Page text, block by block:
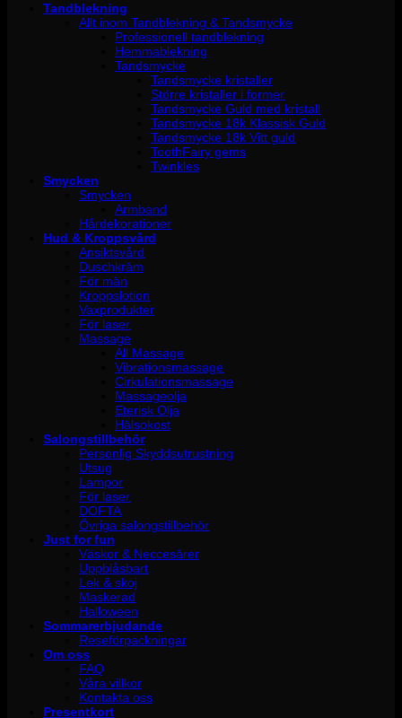
Tandblekning
Allt inom Tandblekning & Tandsmycke
Professionell tandblekning
Hemmablekning
Tandsmycke
Tandsmycke kristaller
Större kristaller i former
Tandsmycke Guld med kristall
Tandsmycke 18k Klassisk Guld
Tandsmycke 18k Vitt guld
ToothFairy gems
Twinkles
Smycken
Smycken
Armband
Hårdekorationer
Hud & Kroppsvård
Ansiktsvård
Duschkräm
För män
Kroppslotion
Vaxprodukter
För laser
Massage
All Massage
Vibrationsmassage
Cirkulationsmassage
Massageolja
Eterisk Olja
Hälsokost
Salongstillbehör
Personlig Skyddsutrustning
Utsug
Lampor
För laser
DOFTA
Övriga salongstillbehör
Just for fun
Väskor & Neccesärer
Uppblåsbart
Lek & skoj
Maskerad
Halloween
Sommarerbjudande
Reseförpackningar
Om oss
FAQ
Våra villkor
Kontakta oss
Presentkort